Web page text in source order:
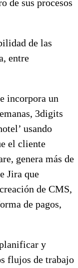
de sus procesos
de las
entre
incorpora un
3digits
usando
el cliente
genera más de
Jira que
de CMS,
de pagos,
y
flujos de trabajo